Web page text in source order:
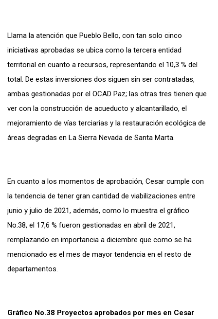
Llama la atención que Pueblo Bello, con tan solo cinco
iniciativas aprobadas se ubica como la tercera entidad
territorial en cuanto a recursos, representando el 10,3 % del
total. De estas inversiones dos siguen sin ser contratadas,
ambas gestionadas por el OCAD Paz; las otras tres tienen que
ver con la construcción de acueducto y alcantarillado, el
mejoramiento de vías terciarias y la restauración ecológica de
áreas degradas en La Sierra Nevada de Santa Marta.
En cuanto a los momentos de aprobación, Cesar cumple con
la tendencia de tener gran cantidad de viabilizaciones entre
junio y julio de 2021, además, como lo muestra el gráfico
No.38, el 17,6 % fueron gestionadas en abril de 2021,
remplazando en importancia a diciembre que como se ha
mencionado es el mes de mayor tendencia en el resto de
departamentos.
Gráfico No.38 Proyectos aprobados por mes en Cesar